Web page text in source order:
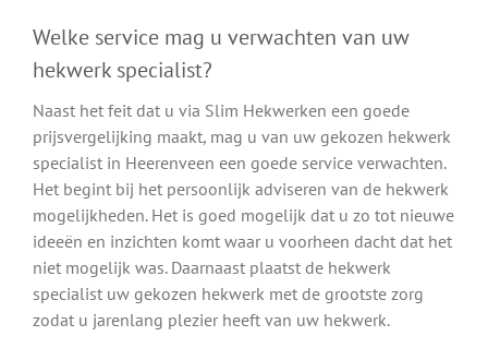
Welke service mag u verwachten van uw
hekwerk specialist?
Naast het feit dat u via Slim Hekwerken een goede
prijsvergelijking maakt, mag u van uw gekozen hekwerk
specialist in Heerenveen een goede service verwachten.
Het begint bij het persoonlijk adviseren van de hekwerk
mogelijkheden. Het is goed mogelijk dat u zo tot nieuwe
ideeën en inzichten komt waar u voorheen dacht dat het
niet mogelijk was. Daarnaast plaatst de hekwerk
specialist uw gekozen hekwerk met de grootste zorg
zodat u jarenlang plezier heeft van uw hekwerk.